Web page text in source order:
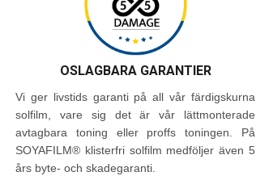
OSLAGBARA GARANTIER
Vi ger livstids garanti på all vår färdigskurna
solfilm, vare sig det är vår lättmonterade
avtagbara toning eller proffs toningen. På
SOYAFILM® klisterfri solfilm medföljer även 5
års byte- och skadegaranti.